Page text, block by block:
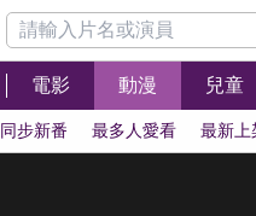
電影 動漫 兒童
同步新番 最多人愛看 最新上